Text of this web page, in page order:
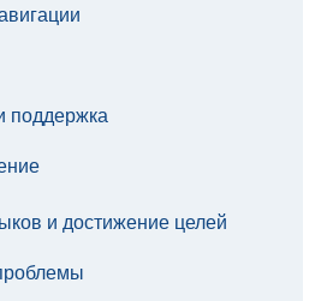
поддержка
и достижение целей